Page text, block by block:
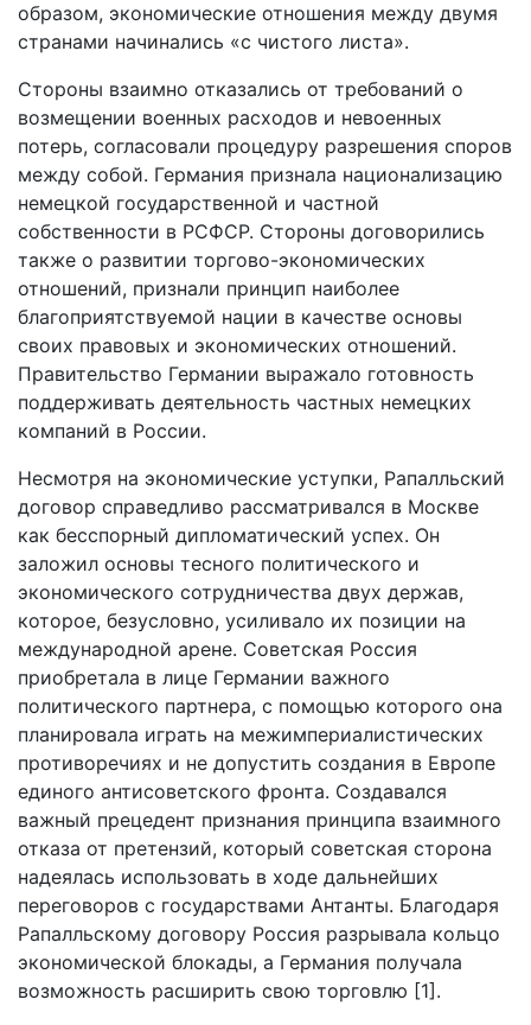
образом, экономические отношения между двумя
странами начинались «с чистого листа».
Стороны взаимно отказались от требований о
возмещении военных расходов и невоенных
потерь, согласовали процедуру разрешения споров
между собой. Германия признала национализацию
немецкой государственной и частной
собственности в РСФСР. Стороны договорились
также о развитии торгово-экономических
отношений, признали принцип наиболее
благоприятствуемой нации в качестве основы
своих правовых и экономических отношений.
Правительство Германии выражало готовность
поддерживать деятельность частных немецких
компаний в России.
Несмотря на экономические уступки, Рапалльский
договор справедливо рассматривался в Москве
как бесспорный дипломатический успех. Он
заложил основы тесного политического и
экономического сотрудничества двух держав,
которое, безусловно, усиливало их позиции на
международной арене. Советская Россия
приобретала в лице Германии важного
политического партнера, с помощью которого она
планировала играть на межимпериалистических
противоречиях и не допустить создания в Европе
единого антисоветского фронта. Создавался
важный прецедент признания принципа взаимного
отказа от претензий, который советская сторона
надеялась использовать в ходе дальнейших
переговоров с государствами Антанты. Благодаря
Рапалльскому договору Россия разрывала кольцо
экономической блокады, а Германия получала
возможность расширить свою торговлю [1].